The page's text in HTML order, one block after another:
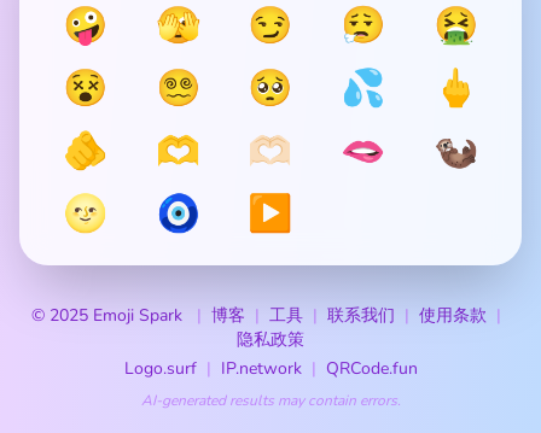
🤪 🫣 😏 😮‍💨
🤮
😵
😵‍💫 🥺 💦
🖕
🫵
🫶 🫶🏻 🫦
🦦
🌝
🧿 ▶️
© 2025 Emoji Spark 博客 工具 联系我们
使用条款
隐私政策
Logo.surf
IP.network QRCode.fun
AI-generated results may contain errors.